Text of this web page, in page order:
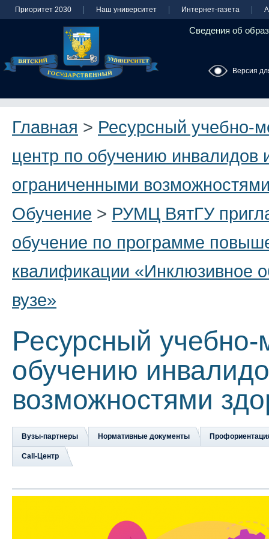
Приоритет 2030 Наш университет Интернет-газета
Сведения об
Версия
Главная > Ресурсный учебно-
центр по обучению инвалидов
ограниченными
Обучение > РУМЦ ВятГУ
обучение по программе
квалификации «Инклюзивное
вузе»
Ресурсный учебно-
обучению
возможностями
Вузы-партнеры Нормативные документы
Сall-Центр